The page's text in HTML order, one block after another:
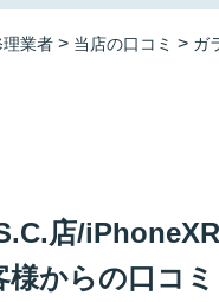
理業者 > 当店の口コミ > ガ
店/
からの口コミ